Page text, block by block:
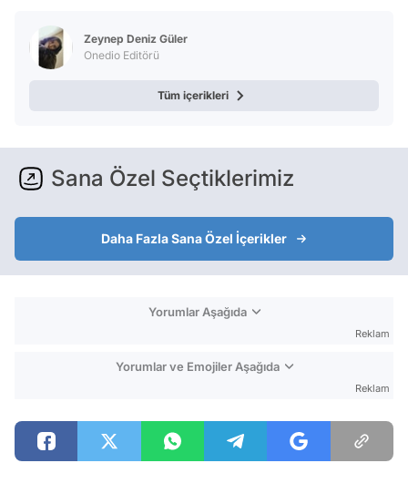
Zeynep Deniz Güler
Onedio Editörü
Tüm içerikleri
Sana Özel Seçtiklerimiz
Daha Fazla Sana Özel İçerikler
Yorumlar Aşağıda
Reklam
Yorumlar ve Emojiler Aşağıda
Reklam